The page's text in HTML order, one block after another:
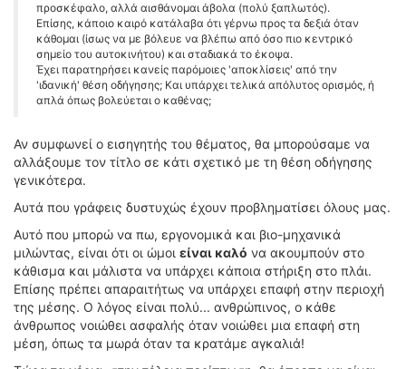
προσκέφαλο, αλλά αισθάνομαι άβολα (πολύ ξαπλωτός).
Επίσης, κάποιο καιρό κατάλαβα ότι γέρνω προς τα δεξιά όταν
κάθομαι (ίσως να με βόλευε να βλέπω από όσο πιο κεντρικό
σημείο του αυτοκινήτου) και σταδιακά το έκοψα.
Έχει παρατηρήσει κανείς παρόμοιες 'αποκλίσεις' από την
'ιδανική' θέση οδήγησης; Και υπάρχει τελικά απόλυτος ορισμός, ή
απλά όπως βολεύεται ο καθένας;
Αν συμφωνεί ο εισηγητής του θέματος, θα μπορούσαμε να
αλλάξουμε τον τίτλο σε κάτι σχετικό με τη θέση οδήγησης
γενικότερα.
Αυτά που γράφεις δυστυχώς έχουν προβληματίσει όλους μας.
Αυτό που μπορώ να πω, εργονομικά και βιο-μηχανικά
μιλώντας, είναι ότι οι ώμοι είναι καλό να ακουμπούν στο
κάθισμα και μάλιστα να υπάρχει κάποια στήριξη στο πλάι.
Επίσης πρέπει απαραιτήτως να υπάρχει επαφή στην περιοχή
της μέσης. Ο λόγος είναι πολύ... ανθρώπινος, ο κάθε
άνθρωπος νοιώθει ασφαλής όταν νοιώθει μια επαφή στη
μέση, όπως τα μωρά όταν τα κρατάμε αγκαλιά!